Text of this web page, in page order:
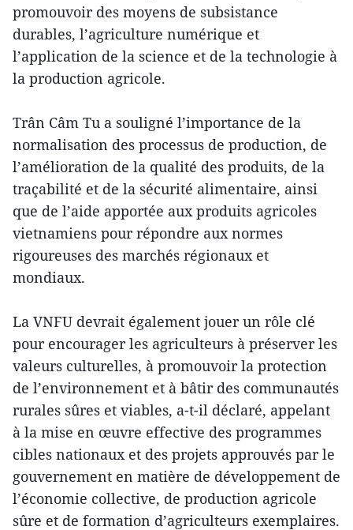
promouvoir des moyens de subsistance
durables, l’agriculture numérique et
l’application de la science et de la technologie à
la production agricole.
Trân Câm Tu a souligné l’importance de la
normalisation des processus de production, de
l’amélioration de la qualité des produits, de la
traçabilité et de la sécurité alimentaire, ainsi
que de l’aide apportée aux produits agricoles
vietnamiens pour répondre aux normes
rigoureuses des marchés régionaux et
mondiaux.
La VNFU devrait également jouer un rôle clé
pour encourager les agriculteurs à préserver les
valeurs culturelles, à promouvoir la protection
de l’environnement et à bâtir des communautés
rurales sûres et viables, a-t-il déclaré, appelant
à la mise en œuvre effective des programmes
cibles nationaux et des projets approuvés par le
gouvernement en matière de développement de
l’économie collective, de production agricole
sûre et de formation d’agriculteurs exemplaires.